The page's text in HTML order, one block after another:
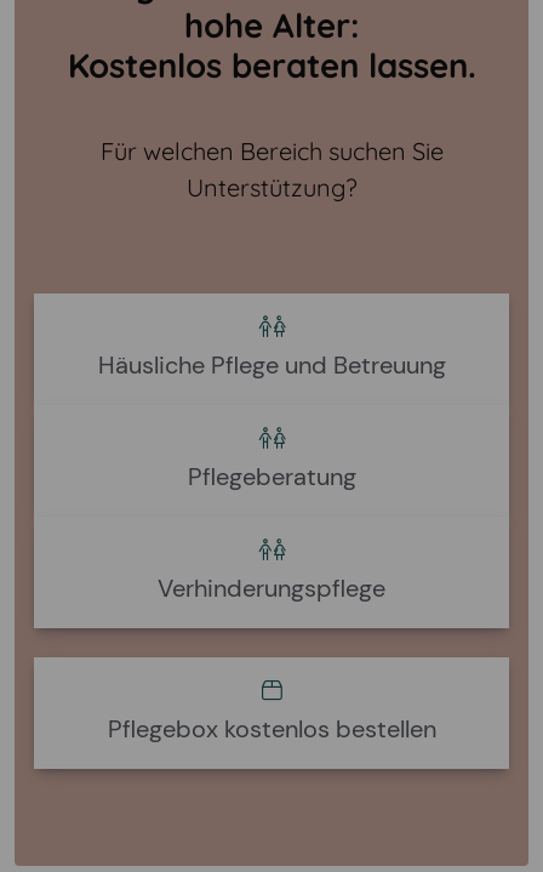
hohe Alter:
Kostenlos beraten lassen.
Für welchen Bereich suchen Sie
Unterstützung?
Häusliche Pflege und Betreuung
Pflegeberatung
Verhinderungspflege
Pflegebox kostenlos bestellen